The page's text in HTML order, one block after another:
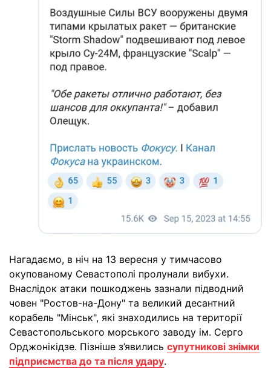
Нагадаємо, в ніч на 13 вересня у тимчасово
окупованому Севастополі пролунали вибухи.
Внаслідок атаки пошкоджень зазнали підводний
човен "Ростов-на-Дону" та великий десантний
корабель "Мінськ", які знаходились на території
Севастопольського морського заводу ім. Серго
Орджонікідзе. Пізніше з’явились супутникові знімки
підприємства до та після удару.